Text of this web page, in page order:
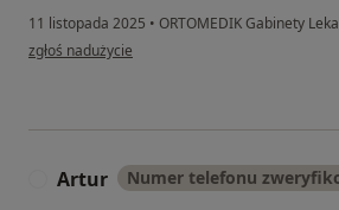
11 listopada 2025 • ORTOMEDIK Gabinety
w opinii użytkownika Agnieszka
zgłoś nadużycie
Artur Numer telefonu